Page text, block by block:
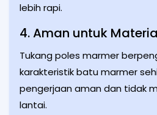
lebih rapi.
4. Aman untuk
Tukang poles marmer
karakteristik batu marmer
pengerjaan aman dan tidak
lantai.